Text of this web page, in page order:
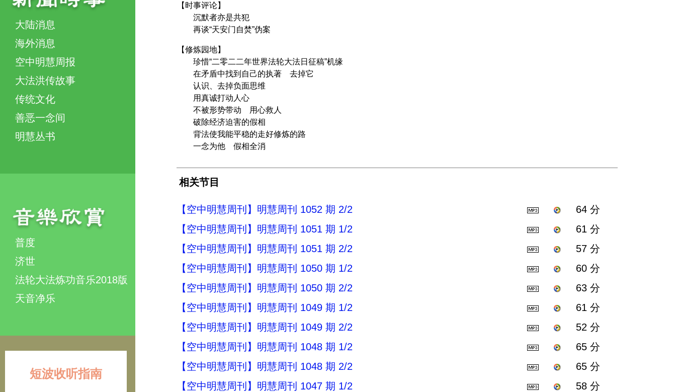
大陆消息
海外消息
空中明慧周报
大法洪传故事
传统文化
善恶一念间
明慧丛书
普度
济世
法轮大法炼功音乐2018版
天音净乐
短波收听指南
【时事评论】
沉默者亦是共犯
再谈“天安门自焚”伪案
【修炼园地】
珍惜“二零二二年世界法轮大法日征稿”机缘
在矛盾中找到自己的执著 去掉它
认识、去掉负面思维
用真诚打动人心
不被形势带动 用心救人
破除经济迫害的假相
背法使我能平稳的走好修炼的路
一念为他 假相全消
相关节目
【空中明慧周刊】明慧周刊 1052 期 2/2
64 分
【空中明慧周刊】明慧周刊 1051 期 1/2
61 分
【空中明慧周刊】明慧周刊 1051 期 2/2
57 分
【空中明慧周刊】明慧周刊 1050 期 1/2
60 分
【空中明慧周刊】明慧周刊 1050 期 2/2
63 分
【空中明慧周刊】明慧周刊 1049 期 1/2
61 分
【空中明慧周刊】明慧周刊 1049 期 2/2
52 分
【空中明慧周刊】明慧周刊 1048 期 1/2
65 分
【空中明慧周刊】明慧周刊 1048 期 2/2
65 分
【空中明慧周刊】明慧周刊 1047 期 1/2
58 分